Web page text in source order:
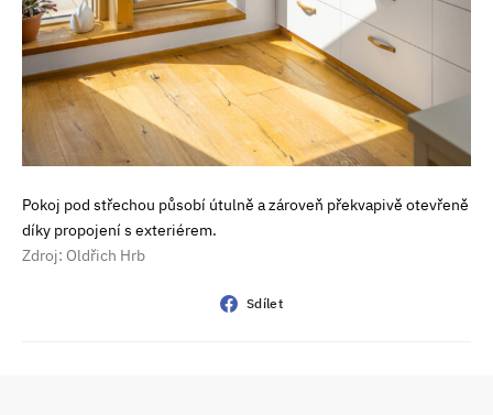
Pokoj pod střechou působí útulně a zároveň překvapivě otevřeně
díky propojení s exteriérem.
Zdroj: Oldřich Hrb
Sdílet